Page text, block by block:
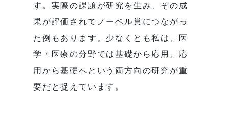
す。実際の課題が研究を生み、その成
果が評価されてノーベル賞につながっ
た例もあります。少なくとも私は、医
学・医療の分野では基礎から応用、応
用から基礎へという両方向の研究が重
要だと捉えています。